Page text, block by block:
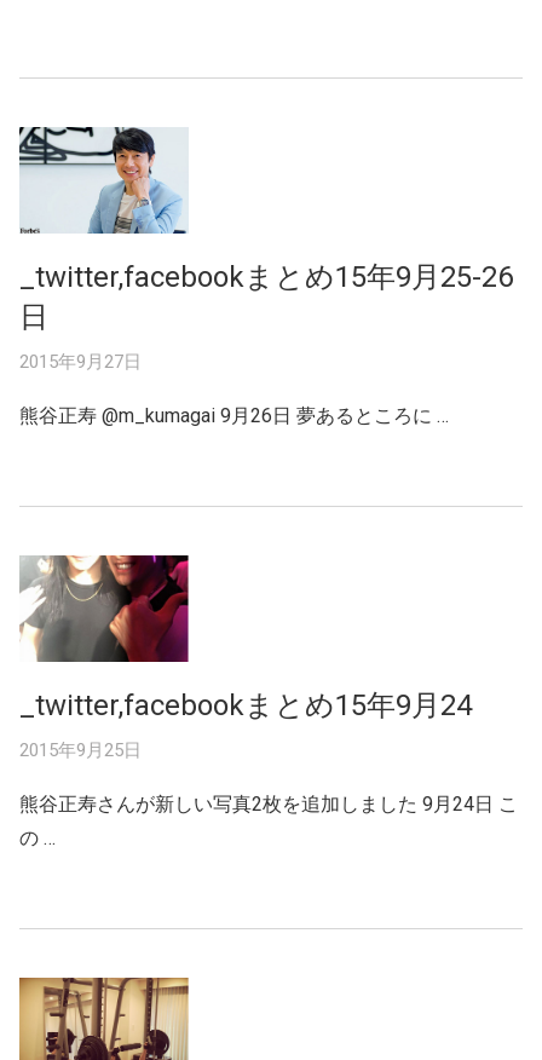
_twitter,facebookまとめ15年9月25-26
日
2015年9月27日
熊谷正寿 ‏@m_kumagai 9月26日 夢あるところに …
_twitter,facebookまとめ15年9月24
2015年9月25日
熊谷正寿さんが新しい写真2枚を追加しました 9月24日 こ
の …